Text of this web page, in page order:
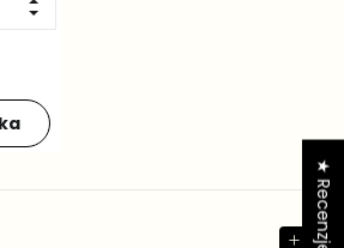
★ Recenzje